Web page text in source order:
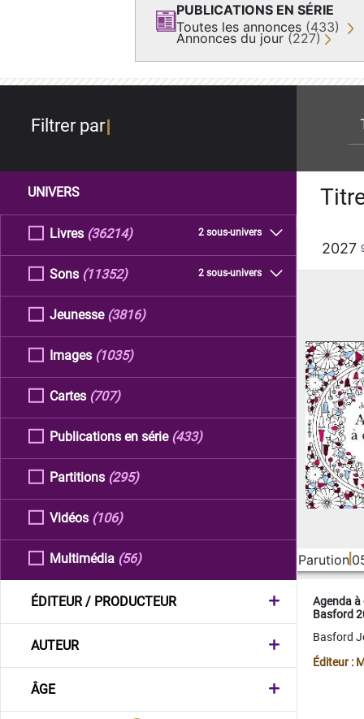
PUBLICATIONS EN SÉRIE
Toutes les annonces (433)
Annonces du jour (227)
Filtrer par
UNIVERS
Livres 2 sous-univers
(36214)
Sons 2 sous-univers
(11352)
Jeunesse (3816)
Images (1035)
Cartes (707)
Publications en série (433)
Partitions (295)
Vidéos (106)
Multimédia (56)
ÉDITEUR / PRODUCTEUR
AUTEUR
ÂGE
2027
Parution
Agenda
Basford
Basford
Éditeur :